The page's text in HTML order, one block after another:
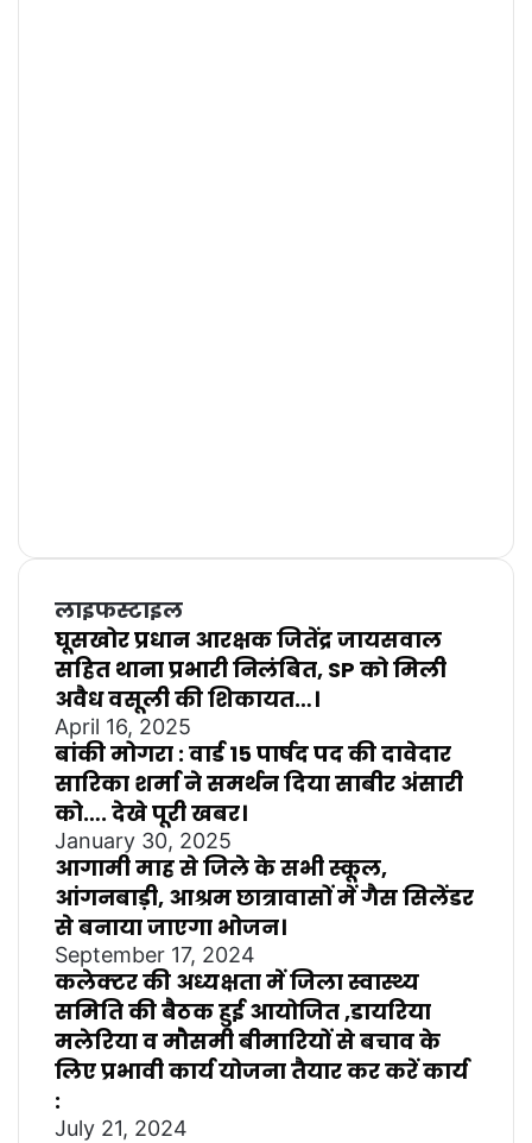
लाइफस्टाइल
घूसखोर प्रधान आरक्षक जितेंद्र जायसवाल
सहित थाना प्रभारी निलंबित, SP को मिली
अवैध वसूली की शिकायत…।
April 16, 2025
बांकी मोगरा : वार्ड 15 पार्षद पद की दावेदार
सारिका शर्मा ने समर्थन दिया साबीर अंसारी
को…. देखे पूरी खबर।
January 30, 2025
आगामी माह से जिले के सभी स्कूल,
आंगनबाड़ी, आश्रम छात्रावासों में गैस सिलेंडर
से बनाया जाएगा भोजन।
September 17, 2024
कलेक्टर की अध्यक्षता में जिला स्वास्थ्य
समिति की बैठक हुई आयोजित ,डायरिया
मलेरिया व मौसमी बीमारियों से बचाव के
लिए प्रभावी कार्य योजना तैयार कर करें कार्य
:
July 21, 2024